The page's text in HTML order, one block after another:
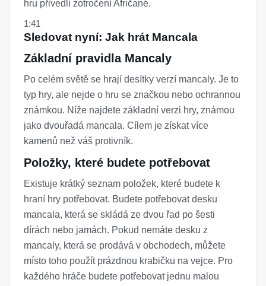
hru přivedli zotročení Afričané.
1:41
Sledovat nyní: Jak hrát Mancala
Základní pravidla Mancaly
Po celém světě se hrají desítky verzí mancaly. Je to
typ hry, ale nejde o hru se značkou nebo ochrannou
známkou. Níže najdete základní verzi hry, známou
jako dvouřadá mancala. Cílem je získat více
kamenů než váš protivník.
Položky, které budete potřebovat
Existuje krátký seznam položek, které budete k
hraní hry potřebovat. Budete potřebovat desku
mancala, která se skládá ze dvou řad po šesti
dírách nebo jamách. Pokud nemáte desku z
mancaly, která se prodává v obchodech, můžete
místo toho použít prázdnou krabičku na vejce. Pro
každého hráče budete potřebovat jednu malou